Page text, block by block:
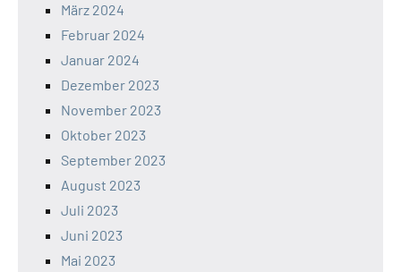
März 2024
Februar 2024
Januar 2024
Dezember 2023
November 2023
Oktober 2023
September 2023
August 2023
Juli 2023
Juni 2023
Mai 2023